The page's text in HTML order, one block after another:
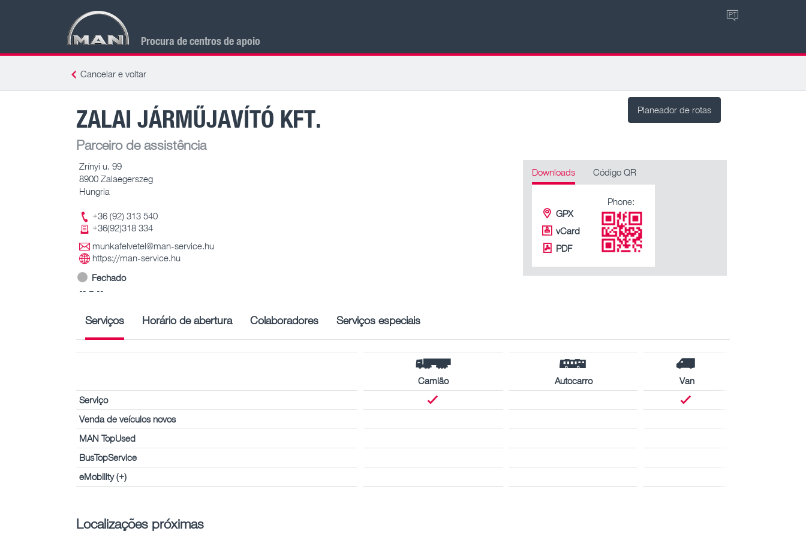
Procura de centros de apoio
PT
Cancelar e voltar
Planeador de rotas
ZALAI JÁRMŰJAVÍTÓ KFT.
Parceiro de assistência
Zrínyi u. 99
8900 Zalaegerszeg
Hungria
+36 (92) 313 540
+36(92)318 334
munkafelvetel@man-service.hu
https://man-service.hu
Fechado
-- – --
Downloads Código QR
GPX
vCard
PDF
Phone:
Serviços Horário de abertura Colaboradores Serviços especiais
Camião Autocarro
Van
Serviço
Venda de veículos novos
MAN TopUsed
BusTopService
eMobility (+)
Localizações próximas